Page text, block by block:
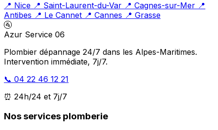
📍 Nice 📍 Saint-Laurent-du-Var 📍 Cagnes-sur-Mer 📍
Antibes 📍 Le Cannet 📍 Cannes 📍 Grasse
🚰
Azur Service 06
Plombier dépannage 24/7 dans les Alpes-Maritimes.
Intervention immédiate, 7j/7.
📞 04 22 46 12 21
⏰ 24h/24 et 7j/7
Nos services plomberie